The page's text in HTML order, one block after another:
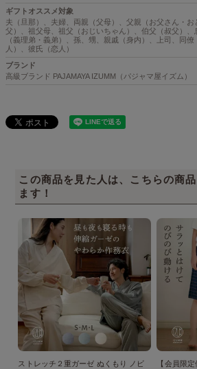
ギフトオススメ対象
夫（旦那）、夫婦、両親（父母）、父親（お父さん・
父）、祖父母、祖父（おじいちゃん）、伯父（叔父）
（義理弟・義弟）、孫、甥、親戚（身内）、上司、同
人）、彼氏（恋人）
ブランド
高級ブランド PAJAMAYA IZUMM（パジャマ屋イズム）
この商品を見た人は、こちらの商
ます！
ストレッチ２重ガーゼ ぬくもり ノビ
【会員限